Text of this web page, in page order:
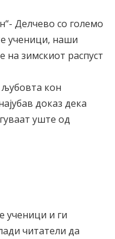
Делчево со големо
ученици, наши
на зимскиот распуст
кон
доказ дека
уште од
ученици и ги
читатели да